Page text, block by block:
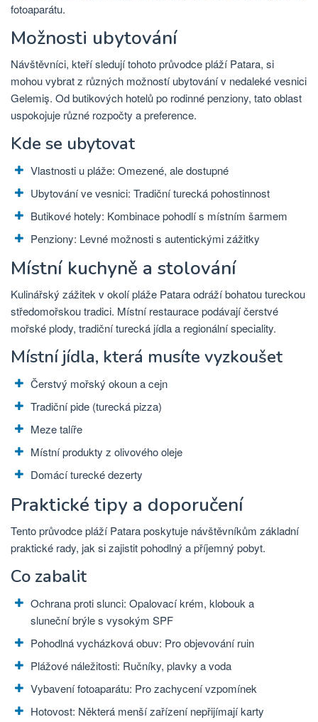
fotoaparátu.
Možnosti ubytování
Návštěvníci, kteří sledují tohoto průvodce pláží Patara, si
mohou vybrat z různých možností ubytování v nedaleké vesnici
Gelemiş. Od butikových hotelů po rodinné penziony, tato oblast
uspokojuje různé rozpočty a preference.
Kde se ubytovat
Vlastnosti u pláže: Omezené, ale dostupné
Ubytování ve vesnici: Tradiční turecká pohostinnost
Butikové hotely: Kombinace pohodlí s místním šarmem
Penziony: Levné možnosti s autentickými zážitky
Místní kuchyně a stolování
Kulinářský zážitek v okolí pláže Patara odráží bohatou tureckou
středomořskou tradici. Místní restaurace podávají čerstvé
mořské plody, tradiční turecká jídla a regionální speciality.
Místní jídla, která musíte vyzkoušet
Čerstvý mořský okoun a cejn
Tradiční pide (turecká pizza)
Meze talíře
Místní produkty z olivového oleje
Domácí turecké dezerty
Praktické tipy a doporučení
Tento průvodce pláží Patara poskytuje návštěvníkům základní
praktické rady, jak si zajistit pohodlný a příjemný pobyt.
Co zabalit
Ochrana proti slunci: Opalovací krém, klobouk a
sluneční brýle s vysokým SPF
Pohodlná vycházková obuv: Pro objevování ruin
Plážové náležitosti: Ručníky, plavky a voda
Vybavení fotoaparátu: Pro zachycení vzpomínek
Hotovost: Některá menší zařízení nepřijímají karty